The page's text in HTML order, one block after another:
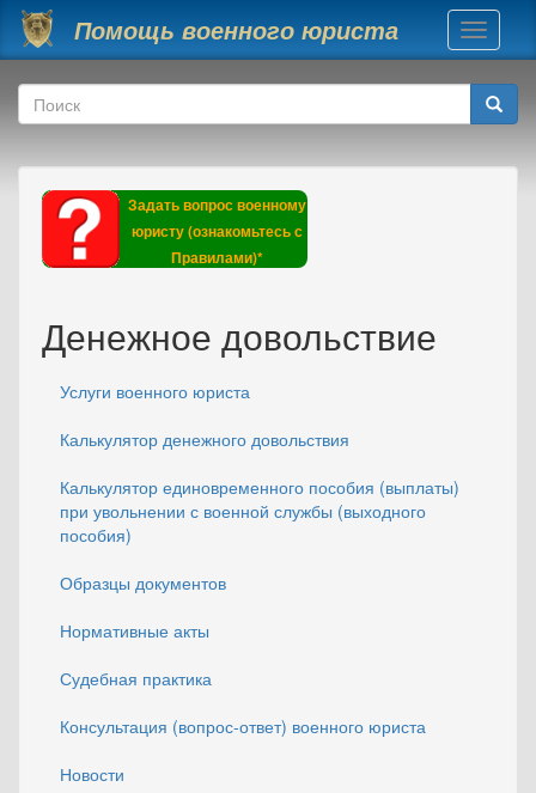
Перейти к основному содержанию
Помощь военного юриста
Toggle
Форма поиска
Поиск
Задать вопрос военному
юристу (ознакомьтесь с
Правилами)*
Денежное довольствие
Услуги военного юриста
Калькулятор денежного довольствия
Калькулятор единовременного пособия (выплаты)
при увольнении с военной службы (выходного
пособия)
Образцы документов
Нормативные акты
Судебная практика
Консультация (вопрос-ответ) военного юриста
Новости